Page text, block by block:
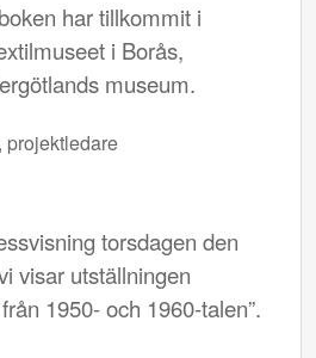
har tillkommit i
i Borås,
museum.
projektledare
torsdagen den
visar utställningen
1950- och 1960-talen”.